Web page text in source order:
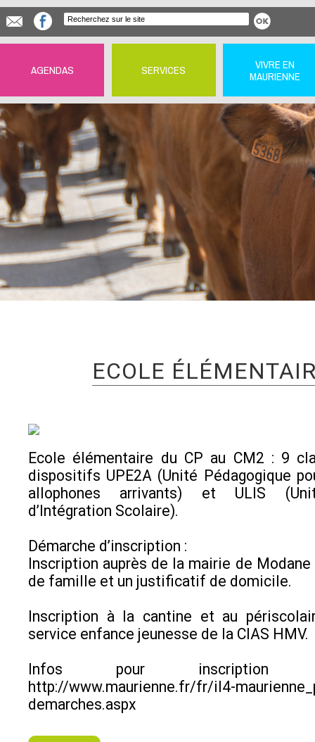
AGENDAS SERVICES
VIVRE EN
MAURIENNE
ECOLE
Ecole élémentaire du CP au CM2 : 9
dispositifs UPE2A (Unité Pédagogique
allophones arrivants) et ULIS
d’Intégration Scolaire).
Démarche d’inscription :
Inscription auprès de la mairie de
de famille et un justificatif de domicile.
Inscription à la cantine et au
service enfance jeunesse de la CIAS HMV.
Infos pour
http://www.maurienne.fr/fr/il4-
demarches.aspx